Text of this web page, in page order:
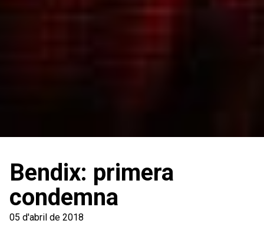
Bendix: primera
condemna
05 d'abril de 2018